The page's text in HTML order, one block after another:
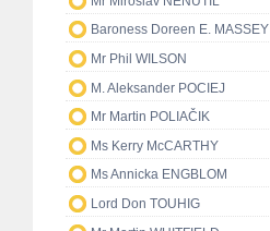
Baroness Doreen E. MASSEY
Mr Phil WILSON
M. Aleksander POCIEJ
Mr Martin POLIAČIK
Ms Kerry McCARTHY
Ms Annicka ENGBLOM
Lord Don TOUHIG